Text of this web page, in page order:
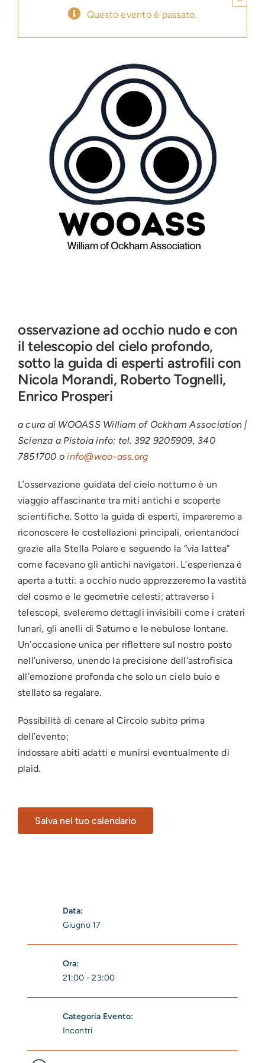
Questo evento è passato.
osservazione ad occhio nudo e con
il telescopio del cielo profondo,
sotto la guida di esperti astrofili con
Nicola Morandi, Roberto Tognelli,
Enrico Prosperi
a cura di WOOASS William of Ockham Association |
Scienza a Pistoia info: tel. 392 9205909, 340
7851700 oinfo@woo-ass.org
L’osservazione guidata del cielo notturno è un
viaggio affascinante tra miti antichi e scoperte
scientifiche. Sotto la guida di esperti, impareremo a
riconoscere le costellazioni principali, orientandoci
grazie alla Stella Polare e seguendo la “via lattea”
come facevano gli antichi navigatori. L’esperienza è
aperta a tutti: a occhio nudo apprezzeremo la vastità
del cosmo e le geometrie celesti; attraverso i
telescopi, sveleremo dettagli invisibili come i crateri
lunari, gli anelli di Saturno e le nebulose lontane.
Un’occasione unica per riflettere sul nostro posto
nell’universo, unendo la precisione dell’astrofisica
all’emozione profonda che solo un cielo buio e
stellato sa regalare.
Possibilità di cenare al Circolo subito prima
dell’evento;
indossare abiti adatti e munirsi eventualmente di
plaid.
Salva nel tuo calendario
Data:
Giugno 17
Ora:
21:00 - 23:00
Categoria Evento:
Incontri